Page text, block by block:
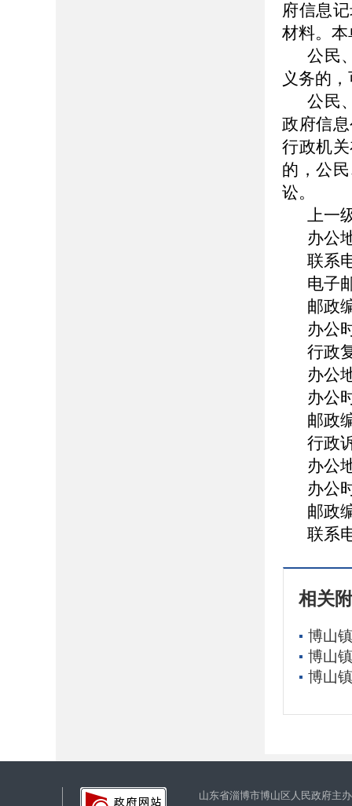
府信息
材料。
公民
义务的
公民
政府信
行政机
的，公
讼。
上一
办公
联系
电子
邮政
办公
行政
办公
办公
邮政
行政
办公
办公
邮政
联系
相关
博山
博山
博山
山东省淄博市博山区人民政府